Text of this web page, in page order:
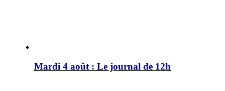
Mardi 4 août : Le journal de 12h